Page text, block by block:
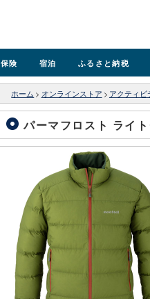
保険 宿泊 ふるさと納税
ホーム > オンラインストア > アクティビ
パーマフロスト ライ